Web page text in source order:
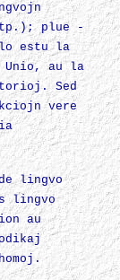
plue -
estu la
Unio, au la
Sed
vere
lingvo
lingvo
au